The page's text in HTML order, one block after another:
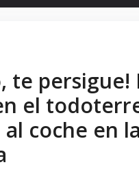
te persigue!
el
coche en la